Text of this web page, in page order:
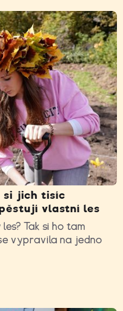
si jich tisíc
vlastní les
Tak si ho tam
vypravila na jedno